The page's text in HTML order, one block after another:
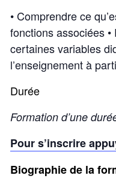
• Comprendre ce
fonctions associées
certaines variables
l’enseignement à
Durée
Formation d’une
Pour s’inscrire
Biographie de la